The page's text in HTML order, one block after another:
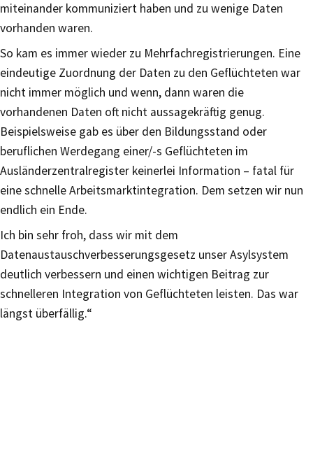
miteinander kommuniziert haben und zu wenige Daten
vorhanden waren.
So kam es immer wieder zu Mehrfachregistrierungen. Eine
eindeutige Zuordnung der Daten zu den Geflüchteten war
nicht immer möglich und wenn, dann waren die
vorhandenen Daten oft nicht aussagekräftig genug.
Beispielsweise gab es über den Bildungsstand oder
beruflichen Werdegang einer/-s Geflüchteten im
Ausländerzentralregister keinerlei Information – fatal für
eine schnelle Arbeitsmarktintegration. Dem setzen wir nun
endlich ein Ende.
Ich bin sehr froh, dass wir mit dem
Datenaustauschverbesserungsgesetz unser Asylsystem
deutlich verbessern und einen wichtigen Beitrag zur
schnelleren Integration von Geflüchteten leisten. Das war
längst überfällig.“